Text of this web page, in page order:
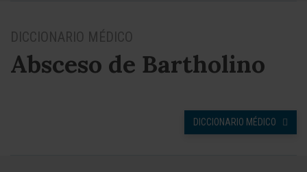
DICCIONARIO MÉDICO
Absceso de Bartholino
DICCIONARIO MÉDICO